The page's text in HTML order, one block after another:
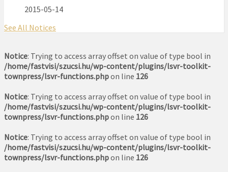
2015-05-14
See All Notices
Notice: Trying to access array offset on value of type bool in
/home/fastvisi/szucsi.hu/wp-content/plugins/lsvr-toolkit-
townpress/lsvr-functions.phpon line 126
Notice: Trying to access array offset on value of type bool in
/home/fastvisi/szucsi.hu/wp-content/plugins/lsvr-toolkit-
townpress/lsvr-functions.phpon line 126
Notice: Trying to access array offset on value of type bool in
/home/fastvisi/szucsi.hu/wp-content/plugins/lsvr-toolkit-
townpress/lsvr-functions.phpon line 126